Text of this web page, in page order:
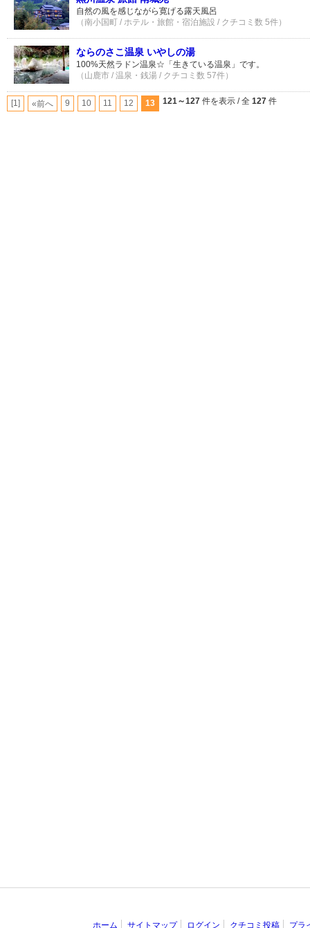
自然の風を感じながら寛げる露天風呂
（南小国町 / ホテル・旅館・宿泊施設 / クチコミ数 5件）
ならのさこ温泉 いやしの湯
100%天然ラドン温泉☆「生きている温泉」です。
（山鹿市 / 温泉・銭湯 / クチコミ数 57件）
[1] «前へ 9 10 11 12 13 121～127 件を表示 / 全 127 件
ホーム サイトマップ ログイン クチコミ投稿 プラ